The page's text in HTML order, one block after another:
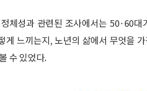
체성과 관련된 조사에서는 50·60
게 느끼는지, 노년의 삶에서 무엇을
수 있었다.